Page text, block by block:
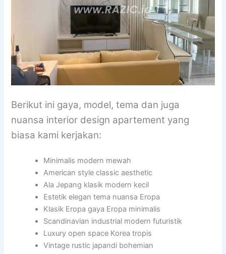
Berikut ini gaya, model, tema dan juga
nuansa interior design apartement yang
biasa kami kerjakan:
Minimalis modern mewah
American style classic aesthetic
Ala Jepang klasik modern kecil
Estetik elegan tema nuansa Eropa
Klasik Eropa gaya Eropa minimalis
Scandinavian industrial modern futuristik
Luxury open space Korea tropis
Vintage rustic japandi bohemian